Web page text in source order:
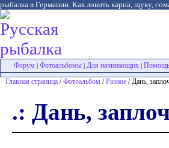
рыбалка в Германии. Как ловить карпа, щуку,
Форум Фотоальбомы Для начинающих Помощь
Главная страница /Фотоальбом /Разное / Дань,
.: Дань,